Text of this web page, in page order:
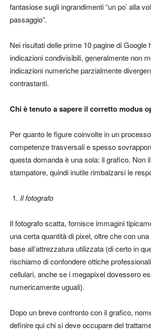
fantasiose sugli ingrandimenti “un po’ alla
passaggio”.
Nei risultati delle prime 10 pagine di Google
indicazioni condivisibili, generalmente non
indicazioni numeriche parzialmente
contrastanti.
Chi è tenuto a sapere il corretto modus
Per quanto le figure coinvolte in un
competenze trasversali e spesso
questa domanda è una sola: il grafico. Non
stampatore, quindi inutile rimbalzarsi le
Il fotografo
Il fotografo scatta, fornisce immagini
una certa quantità di pixel, oltre che con una
base all’attrezzatura utilizzata (di certo in
rischiamo di confondere ottiche
cellulari, anche se i megapixel dovessero
numericamente uguali).
Dopo un breve confronto con il grafico,
definire qui chi si deve occupare del